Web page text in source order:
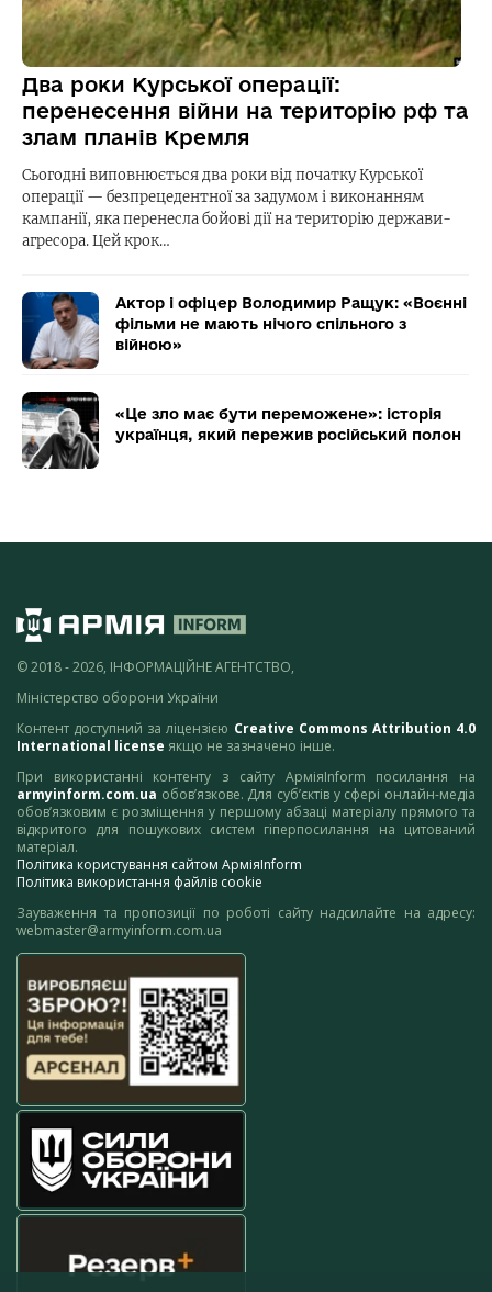
Два роки Курської операції:
перенесення війни на територію рф та
злам планів Кремля
Сьогодні виповнюється два роки від початку Курської
операції — безпрецедентної за задумом і виконанням
кампанії, яка перенесла бойові дії на територію держави-
агресора. Цей крок…
Актор і офіцер Володимир Ращук: «Воєнні
фільми не мають нічого спільного з
війною»
«Це зло має бути переможене»: історія
українця, який пережив російський полон
© 2018 - 2026, ІНФОРМАЦІЙНЕ АГЕНТСТВО,
Міністерство оборони України
Контент доступний за ліцензією Creative Commons Attribution 4.0
International license якщо не зазначено інше.
При використанні контенту з сайту АрміяInform посилання на
armyinform.com.ua обов’язкове. Для суб’єктів у сфері онлайн-медіа
обов’язковим є розміщення у першому абзаці матеріалу прямого та
відкритого для пошукових систем гіперпосилання на цитований
матеріал.
Політика користування сайтом АрміяInform
Політика використання файлів cookie
Зауваження та пропозиції по роботі сайту надсилайте на адресу:
webmaster@armyinform.com.ua